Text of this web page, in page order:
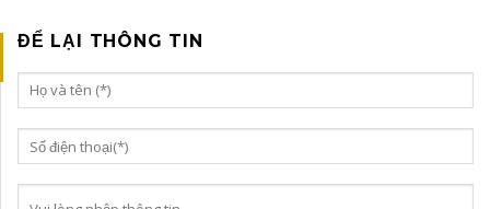
ĐỂ LẠI THÔNG TIN